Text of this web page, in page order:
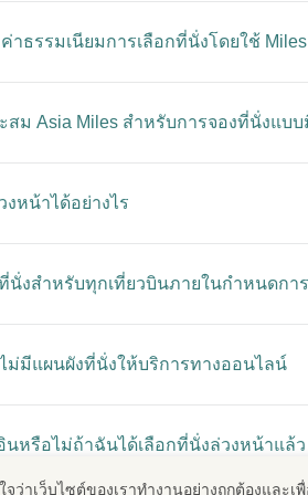
าธรรมเนียมการเลือกที่นั่งโดยใช้
สม Asia Miles สำหรับการจองที่นั่งแบ
หน้าได้อย่างไร
นั่งสำหรับทุกเที่ยวบินภายในกำหนดก
ไม่มีแผนผังที่นั่งให้บริการทางออนไลน์
นหรือไม่ถ้าฉันได้เลือกที่นั่งล่วงหน้าแล้ว
จว่าเว็บไซต์ของเราทํางานอย่างถูกต้องแล